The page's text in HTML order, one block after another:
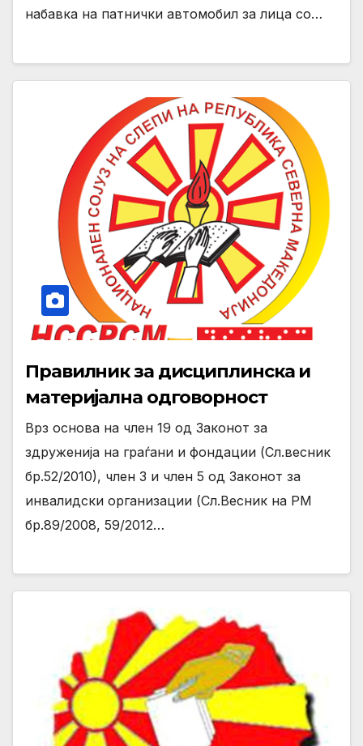
набавка на патнички автомобил за лица со…
Правилник за дисциплинска и
материјална одговорност
Врз основа на член 19 од Законот за
здруженија на граѓани и фондации (Сл.весник
бр.52/2010), член 3 и член 5 од Законот за
инвалидски организации (Сл.Весник на РМ
бр.89/2008, 59/2012…